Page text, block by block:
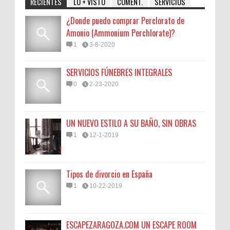
¿Donde puedo comprar Perclorato de
Amonio (Ammonium Perchlorate)?
1 3-8-2020
SERVICIOS FÚNEBRES INTEGRALES
0 2-23-2020
UN NUEVO ESTILO A SU BAÑO, SIN OBRAS
1 12-1-2019
Tipos de divorcio en España
1 10-22-2019
ESCAPEZARAGOZA.COM UN ESCAPE ROOM